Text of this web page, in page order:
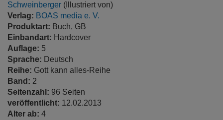
Schweinberger (Illustriert von)
Verlag: BOAS media e. V.
Produktart: Buch, GB
Einbandart: Hardcover
Auflage: 5
Sprache: Deutsch
Reihe: Gott kann alles-Reihe
Band: 2
Seitenzahl: 96 Seiten
veröffentlicht: 12.02.2013
Alter ab: 4